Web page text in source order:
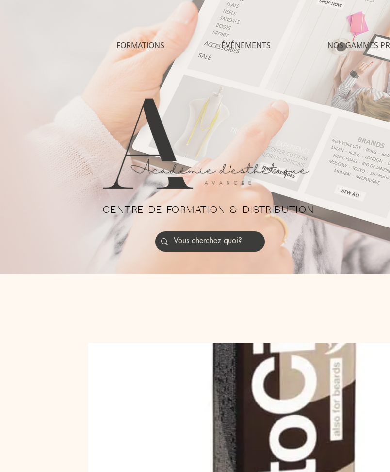
FORMATIONS ÉVÉNEMENTS NOS GAMMES
CENTRE DE FORMATION & DISTRIBUTION